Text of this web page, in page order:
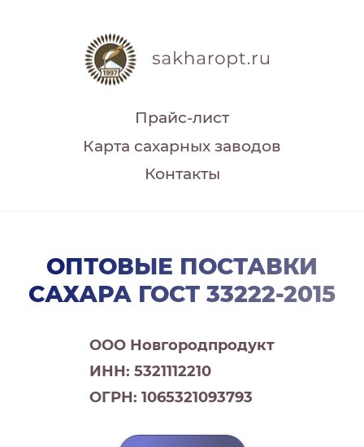
Прайс-лист
Карта сахарных заводов
Контакты
ОПТОВЫЕ ПОСТАВКИ
САХАРА ГОСТ 33222-2015
ООО Новгородпродукт
ИНН: 5321112210
ОГРН: 1065321093793